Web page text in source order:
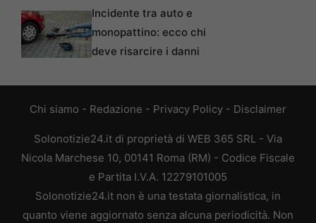
Incidente tra auto e
monopattino: ecco chi
deve risarcire i danni
Chi siamo - Redazione - Privacy Policy - Disclaimer
Solonotizie24.it di proprietà di WEB 365 SRL - Via
Nicola Marchese 10, 00141 Roma (RM) - Codice Fiscale
e Partita I.V.A. 12279101005
Solonotizie24.it non è una testata giornalistica, in
quanto viene aggiornato senza alcuna periodicità. Non